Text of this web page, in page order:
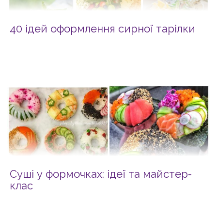
40 ідей оформлення сирної тарілки
Суші у формочках: ідеї та майстер-
клас